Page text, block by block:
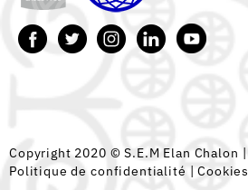
Copyright 2020 © S.E.M Elan Chalon |
Politique de confidentialité |Cookies